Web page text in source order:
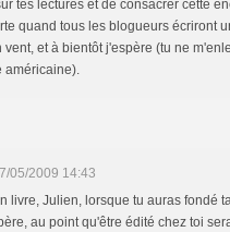
tes lectures et de consacrer cette
quand tous les blogueurs écriront
et à bientôt j'espère (tu ne
américaine).
05/2009 14:43
livre, Julien, lorsque tu auras fondé
au point qu'être édité chez toi